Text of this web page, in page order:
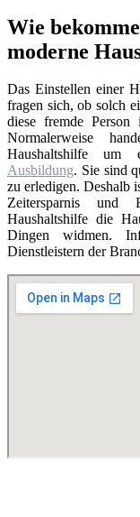
Wie
moderne
Das Einstellen einer
fragen sich, ob solch
diese fremde
Normalerweise
Haushaltshilfe um
Ausbildung. Sie sind
zu erledigen. Deshalb
Zeitersparnis und
Haushaltshilfe die
Dingen widmen.
Dienstleistern der